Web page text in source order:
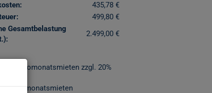
435,78 €
499,80 €
Gesamtbelastung
2.499,00 €
3 Bruttomonatsmieten zzgl. 20%
Bruttomonatsmieten